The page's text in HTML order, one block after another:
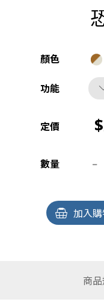
顏色
功能
定價
數量
加入
商